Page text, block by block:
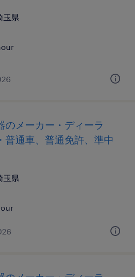
玉県
のメーカー・ディーラ
普通車、普通免許、準中
玉県